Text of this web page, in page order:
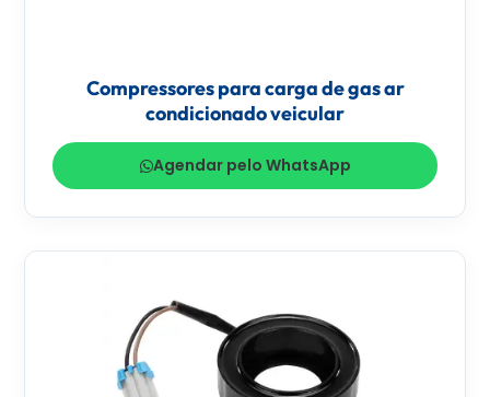
Compressores para carga de gas ar
condicionado veicular
Agendar pelo WhatsApp